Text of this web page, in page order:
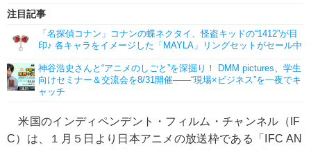
注目記事
「名探偵コナン」コナンの蝶ネクタイ、怪盗キッドの“1412”が目
印♪ 各キャラをイメージした「MAYLA」リングセットがセール中
神谷浩史さんと“アニメのしごと”を深掘り！ DMM pictures、学生
向けセミナー＆交流会を8/31開催――“現場×ビジネス”を一夜でキ
ャッチ
米国のインディペンデント・フィルム・チャンネル（IF
C）は、１月５日より日本アニメの放送枠である「IFC AN